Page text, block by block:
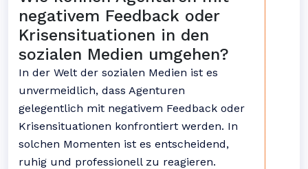
negativem Feedback oder
Krisensituationen in den
sozialen Medien umgehen?
In der Welt der sozialen Medien ist es
unvermeidlich, dass Agenturen
gelegentlich mit negativem Feedback oder
Krisensituationen konfrontiert werden. In
solchen Momenten ist es entscheidend,
ruhig und professionell zu reagieren.